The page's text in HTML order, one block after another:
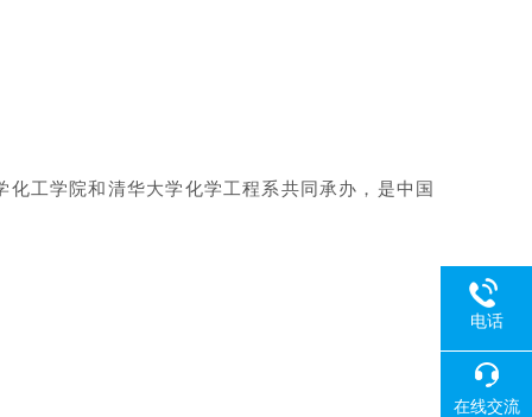
工学院和清华大学化学工程系共同承办，是中国
电话
在线交流